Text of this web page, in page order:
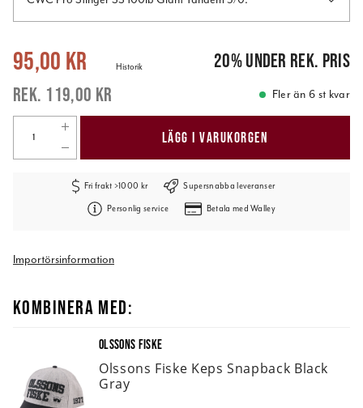
Nuvarande pris: 119,00 kr
95,00 kr
119,00 kr
Historik 20%under rek. pris
Fler än 6 st kvar
LÄGG I VARUKORGEN
Fri frakt >1000 kr Supersnabba leveranser
Personlig service Betala med Walley
Importörsinformation
KOMBINERA MED:
OLSSONS FISKE
Olssons Fiske Keps Snapback Black
Gray